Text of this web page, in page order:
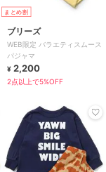
まとめ割
ブリーズ
WEB限定 バラエティスムース
パジャマ
¥ 2,200
2点以上で5%OFF